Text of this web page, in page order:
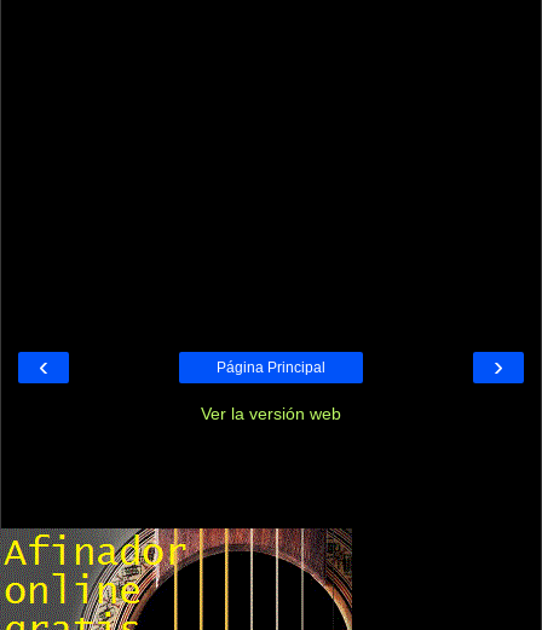
‹ ›
Página Principal
Ver la versión web